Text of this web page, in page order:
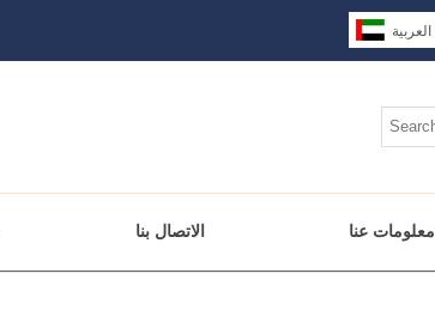
العربية
الاتصال بنا معلومات عنا